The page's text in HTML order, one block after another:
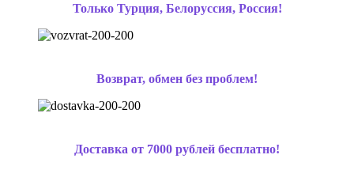
Только Турция, Белоруссия, Россия!
Возврат, обмен без проблем!
Доставка от 7000 рублей бесплатно!